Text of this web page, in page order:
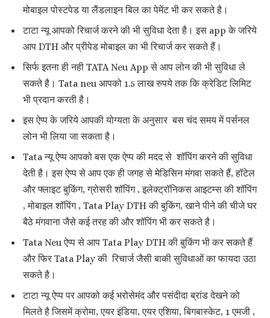
मोबाइल पोस्टपेड या लैंडलाइन बिल का पेमेंट भी कर सकते है।
टाटा न्यू आपको रिचार्ज करने की भी सुविधा देता है। इस app के जरिये
आप DTH और प्रीपेड मोबाइल का भी रिचार्ज कर सकते हैं।
सिर्फ इतना ही नही TATA Neu App से आप लोन की भी सुविधा ले
सकते है। Tata neu आपको 1.5 लाख रुपये तक कि क्रेडिट लिमिट
भी प्रदान करती है।
इस ऐप्प के जरिये आपकी योग्यता के अनुसार बस चंद समय में पर्सनल
लोन भी लिया जा सकता है।
Tata न्यू ऐप्प आपको बस एक ऐप्प की मदद से शॉपिंग करने की सुविधा
देती है। इस ऐप्प से आप एक ही जगह से मेडिसिन मंगवा सकते हैं, हॉटेल
और फ्लाइट बुकिंग, ग्रोसरी शॉपिंग , इलेक्ट्रॉनिकस आइटम्स की शॉपिंग
, मोबाइल शॉपिंग , Tata Play DTH की बुकिंग, खाने पीने की चीजे घर
बैठे मंगवाना जैसे कई तरह की और शॉपिंग भी कर सकते है।
Tata Neu ऐप्प से आप Tata Play DTH की बुकिंग भी कर सकते हैं
और फिर Tata Play की रिचार्ज जैसी बाकी सुविधाओं का फायदा उठा
सकते है।
टाटा न्यू ऐप्प पर आपको कई भरोसेमंद और पसंदीदा ब्रांड देखने को
मिलते है जिसमें क्रोमा, एयर इंडिया, एयर एशिया, बिगबास्केट, 1 एमजी ,